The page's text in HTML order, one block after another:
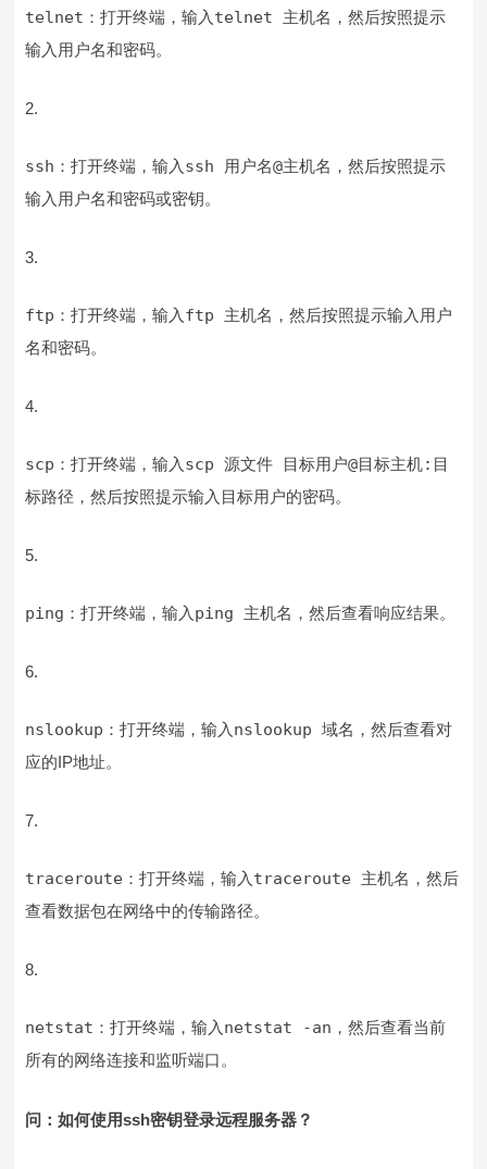
telnet ：打开终端，输入 telnet 主机名 ，然后按照提示
输入用户名和密码。
ssh ：打开终端，输入 ssh 用户名@主机名 ，然后按照提示
输入用户名和密码或密钥。
ftp ：打开终端，输入 ftp 主机名 ，然后按照提示输入用户
名和密码。
scp ：打开终端，输入 scp 源文件 目标用户@目标主机:目
标路径 ，然后按照提示输入目标用户的密码。
ping ：打开终端，输入 ping 主机名 ，然后查看响应结果。
nslookup ：打开终端，输入 nslookup 域名 ，然后查看对
应的IP地址。
traceroute ：打开终端，输入 traceroute 主机名 ，然后
查看数据包在网络中的传输路径。
netstat ：打开终端，输入 netstat -an ，然后查看当前
所有的网络连接和监听端口。
问：如何使用ssh密钥登录远程服务器？